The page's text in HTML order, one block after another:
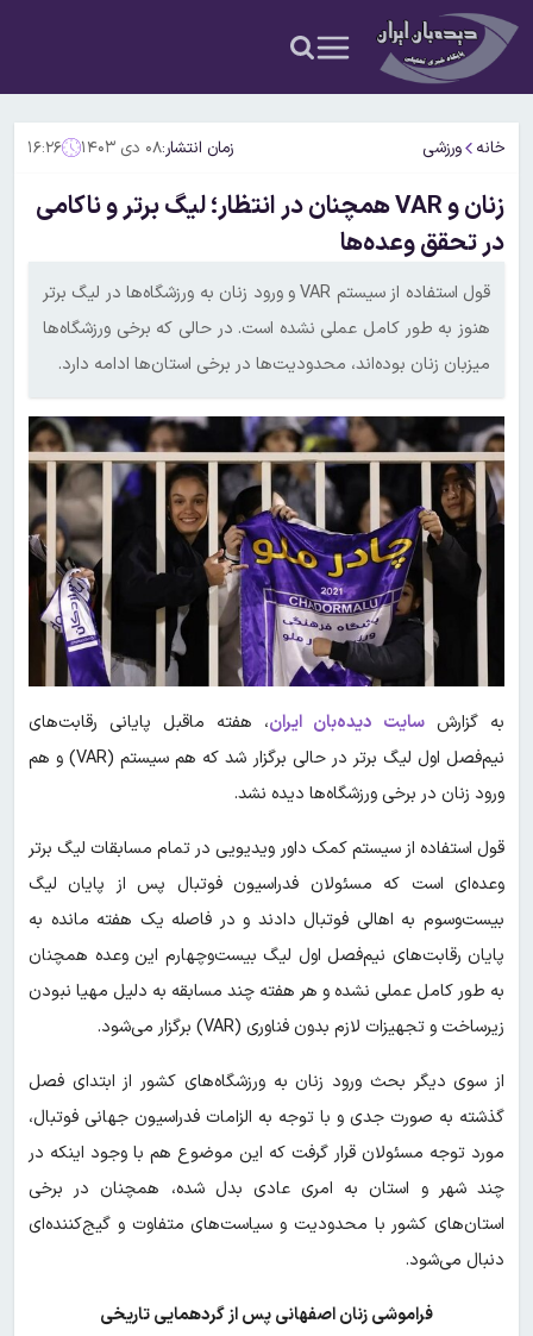
خانه ورزشی زمان انتشار:۰۸ دی ۱۴۰۳ ۱۶:۲۶
زنان و VAR همچنان در انتظار؛ لیگ برتر و ناکامی
در تحقق وعده‌ها
قول استفاده از سیستم VAR و ورود زنان به ورزشگاه‌ها در لیگ برتر
هنوز به طور کامل عملی نشده است. در حالی که برخی ورزشگاه‌ها
میزبان زنان بوده‌اند، محدودیت‌ها در برخی استان‌ها ادامه دارد.
به گزارش سایت دیده‌بان ایران، هفته ماقبل پایانی رقابت‌های
نیم‌فصل اول لیگ برتر در حالی برگزار شد که هم سیستم (VAR) و هم
ورود زنان در برخی ورزشگاه‌ها دیده نشد.
قول استفاده از سیستم کمک داور ویدیویی در تمام مسابقات لیگ برتر
وعده‌ای است که مسئولان فدراسیون فوتبال پس از پایان لیگ
بیست‌و‌سوم به اهالی فوتبال دادند و در فاصله یک هفته مانده به
پایان رقابت‌های نیم‌فصل اول لیگ بیست‌وچهارم این وعده همچنان
به طور کامل عملی نشده و هر هفته چند مسابقه به دلیل مهیا نبودن
زیرساخت و تجهیزات لازم بدون فناوری (VAR) برگزار می‌شود.
از سوی دیگر بحث ورود زنان به ورزشگاه‌های کشور از ابتدای فصل
گذشته به صورت جدی و با توجه به الزامات فدراسیون جهانی فوتبال،
مورد توجه مسئولان قرار گرفت که این موضوع هم با وجود اینکه در
چند شهر و استان به امری عادی بدل شده، همچنان در برخی
استان‌های کشور با محدودیت و سیاست‌های متفاوت و گیج‌کننده‌ای
دنبال می‌شود.
فراموشی زنان اصفهانی پس از گردهمایی تاریخی